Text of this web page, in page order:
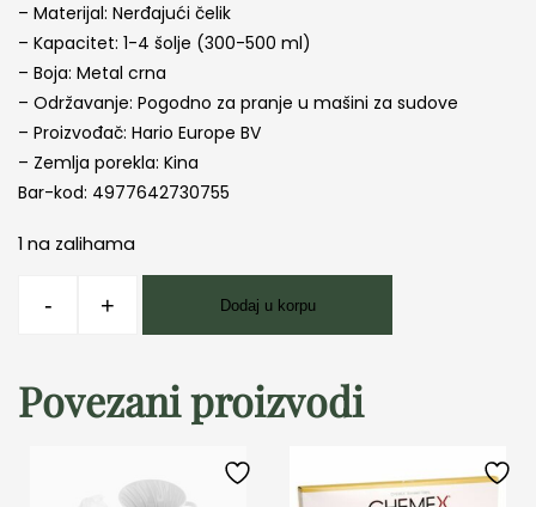
– Materijal: Nerđajući čelik
– Kapacitet: 1-4 šolje (300-500 ml)​
– Boja: Metal crna
– Održavanje: Pogodno za pranje u mašini za sudove​
– Proizvođač: Hario​ Europe BV
– Zemlja porekla: Kina
Bar-kod: 4977642730755
1 na zalihama
-
Mesh
+ Dodaj u korpu
Povezani proizvodi